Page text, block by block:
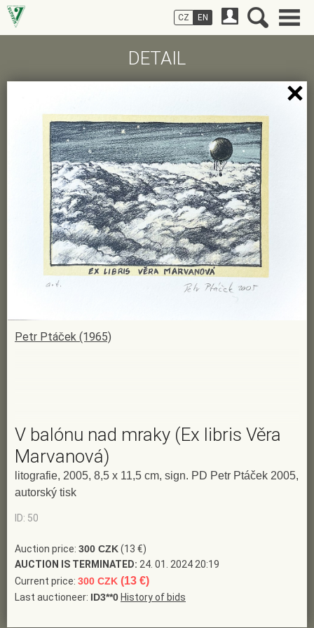
DETAIL
Petr Ptáček (1965)
V balónu nad mraky (Ex libris Věra
Marvanová)
litografie, 2005, 8,5 x 11,5 cm, sign. PD Petr Ptáček 2005,
autorský tisk
ID: 50
Auction price: 300 CZK(13 €)
AUCTION IS TERMINATED: 24. 01. 2024 20:19
Current price: 300 CZK (13 €)
Last auctioneer: ID3**0History of bids
CZ EN